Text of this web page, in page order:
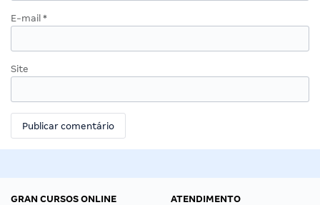
E-mail *
Site
GRAN CURSOS ONLINE
ATENDIMENTO